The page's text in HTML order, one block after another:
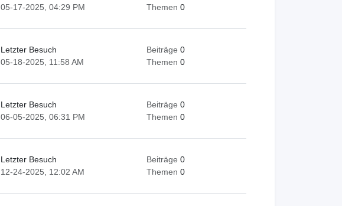
05-17-2025, 04:29 PM
Themen 0
Letzter Besuch
05-18-2025, 11:58 AM
Beiträge 0
Themen 0
Letzter Besuch
06-05-2025, 06:31 PM
Beiträge 0
Themen 0
Letzter Besuch
12-24-2025, 12:02 AM
Beiträge 0
Themen 0